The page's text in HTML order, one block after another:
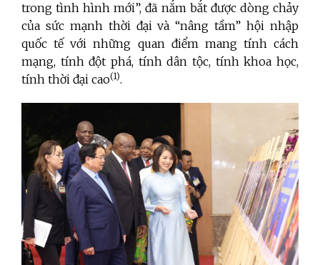
trong tình hình mới”, đã nắm bắt được dòng chảy
của sức mạnh thời đại và “nâng tầm” hội nhập
quốc tế với những quan điểm mang tính cách
mạng, tính đột phá, tính dân tộc, tính khoa học,
tính thời đại cao(1).